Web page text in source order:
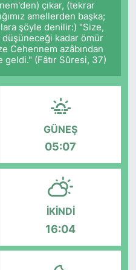
çıkar, (tekrar
amellerden başka;
şöyle denilir:) "Size,
kadar ömür
Cehennem azâbından
(Fâtır Sûresi, 37)
GÜNEŞ
05:07
İKINDI
16:04